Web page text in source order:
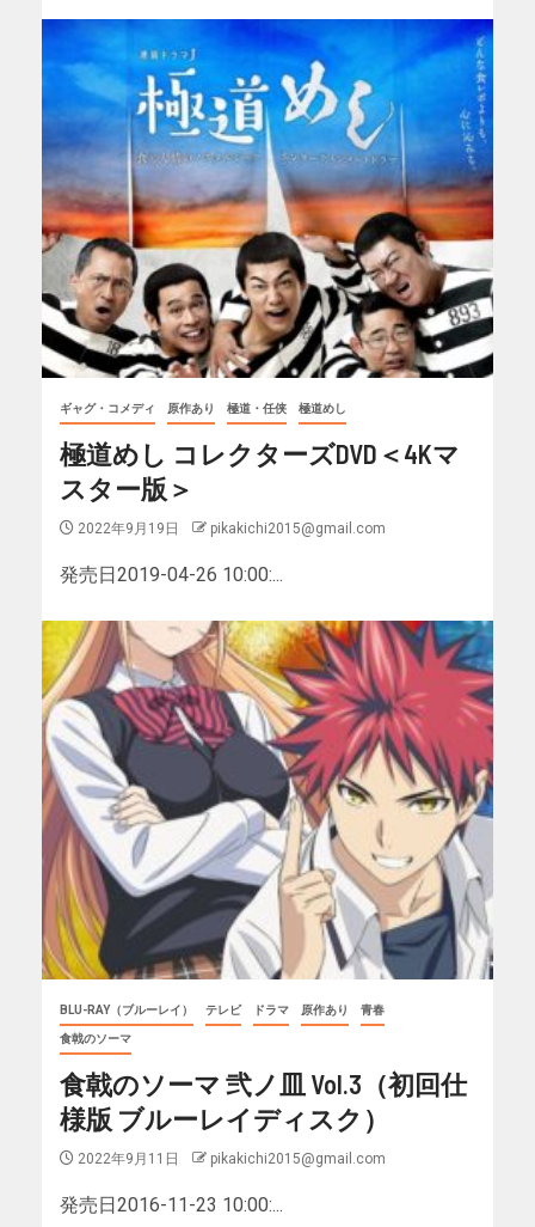
ギャグ・コメディ 原作あり 極道・任侠 極道めし
極道めし コレクターズDVD＜4Kマ
スター版＞
2022年9月19日 pikakichi2015@gmail.com
発売日2019-04-26 10:00:...
BLU-RAY（ブルーレイ） テレビ ドラマ 原作あり 青春
食戟のソーマ
食戟のソーマ 弐ノ皿 Vol.3（初回仕
様版 ブルーレイディスク）
2022年9月11日 pikakichi2015@gmail.com
発売日2016-11-23 10:00:...